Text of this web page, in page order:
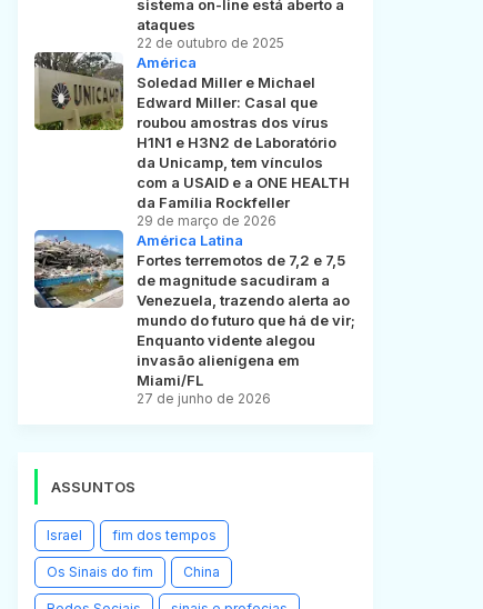
sistema on-line está aberto a
ataques
22 de outubro de 2025
América
Soledad Miller e Michael
Edward Miller: Casal que
roubou amostras dos vírus
H1N1 e H3N2 de Laboratório
da Unicamp, tem vínculos
com a USAID e a ONE HEALTH
da Família Rockfeller
29 de março de 2026
América Latina
Fortes terremotos de 7,2 e 7,5
de magnitude sacudiram a
Venezuela, trazendo alerta ao
mundo do futuro que há de vir;
Enquanto vidente alegou
invasão alienígena em
Miami/FL
27 de junho de 2026
ASSUNTOS
Israel fim dos tempos
Os Sinais do fim China